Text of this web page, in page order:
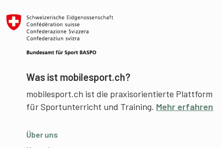
Was ist mobilesport.ch?
mobilesport.ch ist die praxisorientierte Plattform
für Sportunterricht und Training. Mehr erfahren
Über uns